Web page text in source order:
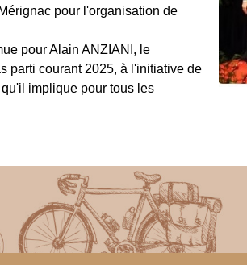
pour l'organisation de
pour Alain ANZIANI, le
parti courant 2025, à l'initiative de
implique pour tous les